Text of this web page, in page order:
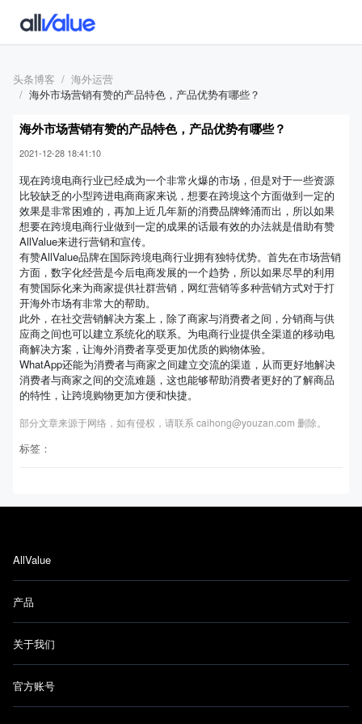
头条博客
海外运营
海外市场营销有赞的产品特色，产品优势有哪些？
海外市场营销有赞的产品特色，产品优势有哪些？
2021-12-28 18:41:10
现在跨境电商行业已经成为一个非常火爆的市场，但是对于一些资源
比较缺乏的小型跨进电商商家来说，想要在跨境这个方面做到一定的
效果是非常困难的，再加上近几年新的消费品牌蜂涌而出，所以如果
想要在跨境电商行业做到一定的成果的话最有效的办法就是借助有赞
AllValue来进行营销和宣传。
有赞AllValue品牌在国际跨境电商行业拥有独特优势。首先在市场营销
方面，数字化经营是今后电商发展的一个趋势，所以如果尽早的利用
有赞国际化来为商家提供社群营销，网红营销等多种营销方式对于打
开海外市场有非常大的帮助。
此外，在社交营销解决方案上，除了商家与消费者之间，分销商与供
应商之间也可以建立系统化的联系。为电商行业提供全渠道的移动电
商解决方案，让海外消费者享受更加优质的购物体验。
WhatApp还能为消费者与商家之间建立交流的渠道，从而更好地解决
消费者与商家之间的交流难题，这也能够帮助消费者更好的了解商品
的特性，让跨境购物更加方便和快捷。
部分文章来源于网络，如有侵权，请联系 caihong@youzan.com 删除。
标签：
AllValue
产品
关于我们
官方账号